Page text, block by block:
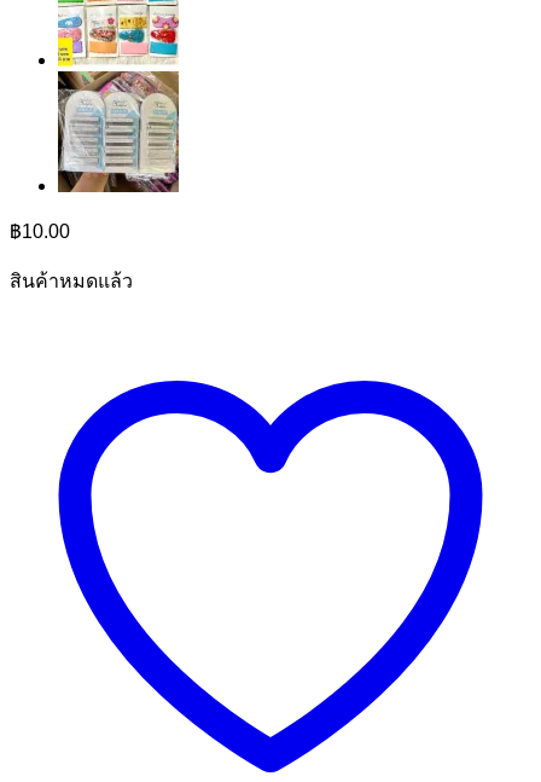
฿10.00
สินค้าหมดแล้ว